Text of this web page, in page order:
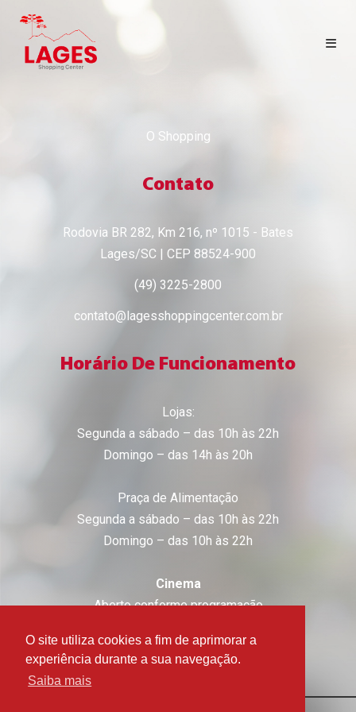
O site utiliza cookies a fim de aprimorar a
experiência durante a sua navegação.
Saiba mais
CONTATO
O Shopping
Contato
Rodovia BR 282, Km 216, nº 1015 - Bates
Lages/SC | CEP 88524-900
(49) 3225-2800
contato@lagesshoppingcenter.com.br
Horário De Funcionamento
Lojas:
Segunda a sábado – das 10h às 22h
Domingo – das 14h às 20h
Praça de Alimentação
Segunda a sábado – das 10h às 22h
Domingo – das 10h às 22h
Cinema
Aberto conforme programação